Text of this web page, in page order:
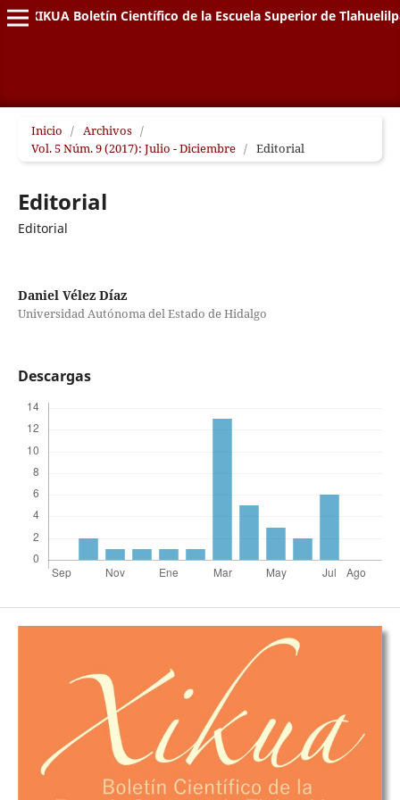
XIKUA Boletín Científico de la Escuela Superior de
Inicio / Archivos /
Vol. 5 Núm. 9 (2017): Julio - Diciembre / Editorial
Editorial
Editorial
Daniel Vélez Díaz
Universidad Autónoma del Estado de Hidalgo
Descargas